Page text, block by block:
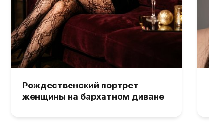
Рождественский портрет
женщины на бархатном диване